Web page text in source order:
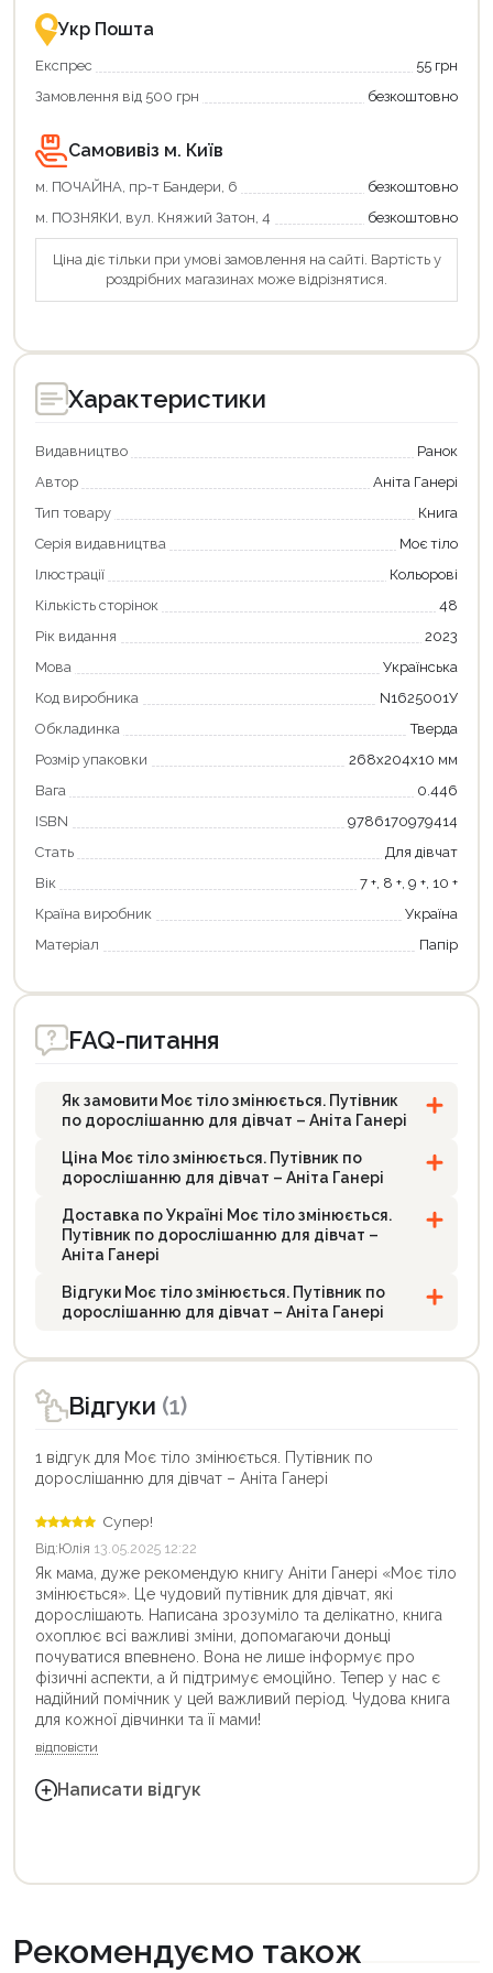
зручно
та
державною
підтримкою!
Укр Пошта
Експрес
55 грн
Замовлення від 500 грн
безкоштовно
Самовивіз м. Київ
м. ПОЧАЙНА, пр-т Бандери, 6
безкоштовно
м. ПОЗНЯКИ, вул. Княжий Затон, 4
безкоштовно
Ціна діє тільки при умові замовлення на сайті. Вартість у
роздрібних магазинах може відрізнятися.
Характеристики
Видавництво
Ранок
Автор
Аніта Ганері
Тип товару
Книга
Серія видавництва
Моє тіло
Ілюстрації
Кольорові
Кількість сторінок
48
Рік видання
2023
Мова
Українська
Код виробника
N1625001У
Обкладинка
Тверда
Розмір упаковки
268х204х10 мм
Вага
0.446
ISBN
9786170979414
Стать
Для дівчат
Вік
7 +, 8 +, 9 +, 10 +
Країна виробник
Україна
Матеріал
Папір
FAQ-питання
Як замовити Моє тіло змінюється. Путівник
по дорослішанню для дівчат – Аніта Ганері
Ціна Моє тіло змінюється. Путівник по
дорослішанню для дівчат – Аніта Ганері
Доставка по Україні Моє тіло змінюється.
Путівник по дорослішанню для дівчат –
Аніта Ганері
Відгуки Моє тіло змінюється. Путівник по
дорослішанню для дівчат – Аніта Ганері
Відгуки (1)
1 відгук для Моє тіло змінюється. Путівник по
дорослішанню для дівчат – Аніта Ганері
Супер!
Від:Юлія 13.05.2025 12:22
Як мама, дуже рекомендую книгу Аніти Ганері «Моє тіло
змінюється». Це чудовий путівник для дівчат, які
дорослішають. Написана зрозуміло та делікатно, книга
охоплює всі важливі зміни, допомагаючи доньці
почуватися впевнено. Вона не лише інформує про
фізичні аспекти, а й підтримує емоційно. Тепер у нас є
надійний помічник у цей важливий період. Чудова книга
для кожної дівчинки та її мами!
відповісти
Написати відгук
Рекомендуємо також
Продовжити покупки